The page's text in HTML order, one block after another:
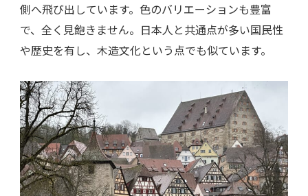
側へ飛び出しています。色のバリエーションも豊富
で、全く見飽きません。日本人と共通点が多い国民性
や歴史を有し、木造文化という点でも似ています。